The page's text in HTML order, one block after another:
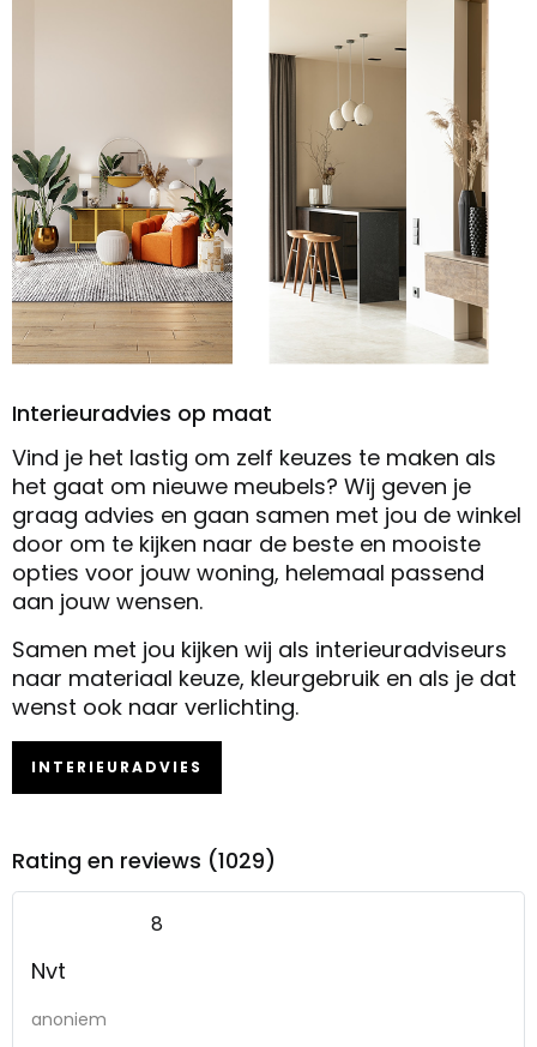
Interieuradvies op maat
Vind je het lastig om zelf keuzes te maken als
het gaat om nieuwe meubels? Wij geven je
graag advies en gaan samen met jou de winkel
door om te kijken naar de beste en mooiste
opties voor jouw woning, helemaal passend
aan jouw wensen.
Samen met jou kijken wij als interieuradviseurs
naar materiaal keuze, kleurgebruik en als je dat
wenst ook naar verlichting.
INTERIEURADVIES
Rating en reviews (1029)
8
Nvt
anoniem